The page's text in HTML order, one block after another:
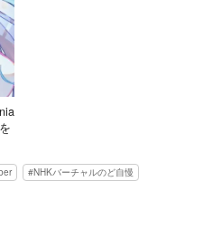
NHKバーチャルのど自慢